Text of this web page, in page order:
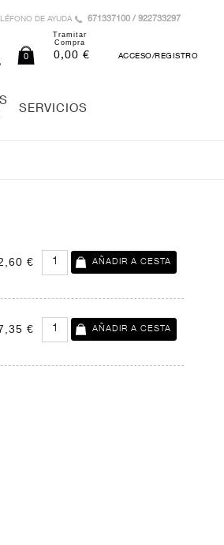
DE AYUDA 671337100 / 922733297
ACCESO/REGISTRO
0
Tramitar
Compra
0,00 €
SERVICIOS
€
€